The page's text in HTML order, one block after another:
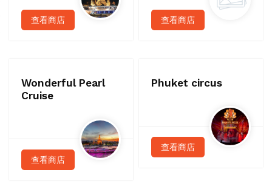
查看商店 查看商店
Wonderful Pearl
Cruise
查看商店
Phuket circus
查看商店